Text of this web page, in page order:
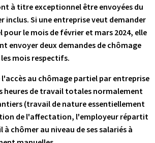
à titre exceptionnel être envoyées du
inclus. Si une entreprise veut demander
le mois de février et mars 2024, elle
envoyer deux demandes de chômage
mois respectifs.
l'accès au chômage partiel par entreprise
heures de travail totales normalement
(travail de nature essentiellement
de l'affectation, l'employeur répartit
à chômer au niveau de ses salariés à